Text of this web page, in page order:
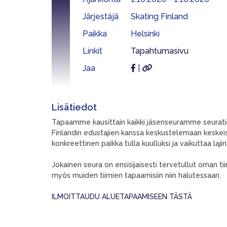
Järjestäjä
Skating Finland
Paikka
Helsinki
Linkit
Tapahtumasivu
Jaa
Lisätiedot
Tapaamme kausittain kaikki jäsenseuramme
Finlandin edustajien kanssa keskustelemaan
konkreettinen paikka tulla kuulluksi ja vaikuttaa
Jokainen seura on ensisijaisesti tervetullut oman
myös muiden tiimien tapaamisiin niin halutessaan.
ILMOITTAUDU ALUETAPAAMISEEN TÄSTÄ